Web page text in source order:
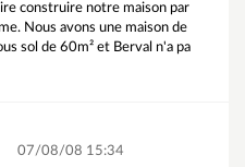
construire notre maison par
Nous avons une maison de
sol de 60m² et Berval n'a pa
07/08/08 15:34